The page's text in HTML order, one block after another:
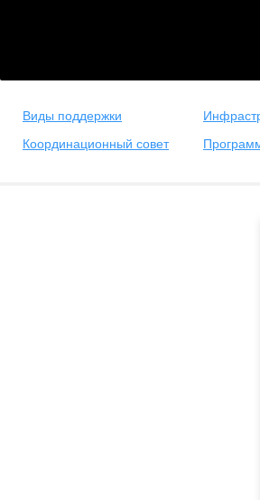
Виды поддержки
Координационный совет